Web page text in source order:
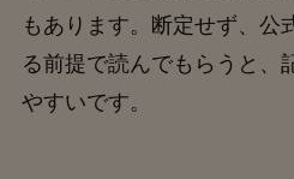
もあります。断定せず、公
る前提で読んでもらうと、
やすいです。